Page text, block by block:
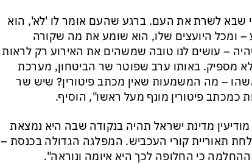
שבא לשרת את העם. ברגע שהעם אומר לו 'לא', הוא
ומכל היועצים שלו, הוא שומע את מה שקורה
– עושים לנו טובה שמשהים את האירוע רק לראות
מספיק. באותו ערב שפוטר שר הביטחון, מערכת
משהו – מה המשמעות שאין מכתב פיטורין? שיש שר
כמכתב פיטורין מונף מעל ראשו", הוסיף.
מדינת ישראל תהיה בנקודה שבה היא נמצאת
תאוריית קורי העכביש. המפלגה הגדולה בכנסת –
כי החלופה לכך היא איומה ונוראה".